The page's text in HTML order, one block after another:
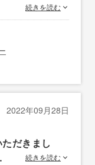
続きを読む
2022年09月28日
だきまし
続きを読む